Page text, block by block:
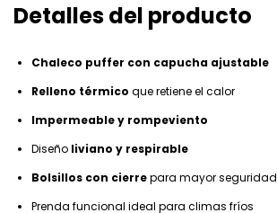
Detalles del producto
Chaleco puffer con capucha ajustable
Relleno térmico que retiene el calor
Impermeable y rompeviento
Diseño liviano y respirable
Bolsillos con cierrepara mayor seguridad
Prenda funcional ideal para climas fríos